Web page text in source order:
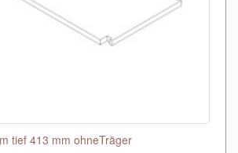
tief 413 mm ohneTräger